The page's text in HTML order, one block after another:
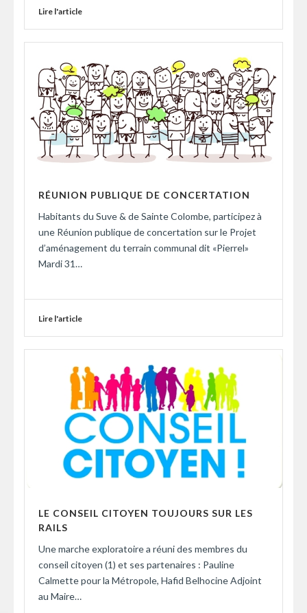
Lire l'article
RÉUNION PUBLIQUE DE CONCERTATION
Habitants du Suve & de Sainte Colombe, participez à
une Réunion publique de concertation sur le Projet
d’aménagement du terrain communal dit «Pierrel»
Mardi 31…
Lire l'article
LE CONSEIL CITOYEN TOUJOURS SUR LES
RAILS
Une marche exploratoire a réuni des membres du
conseil citoyen (1) et ses partenaires : Pauline
Calmette pour la Métropole, Hafid Belhocine Adjoint
au Maire…